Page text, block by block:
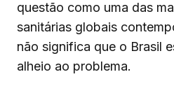
questão como uma das
sanitárias globais
não significa que o Brasil
alheio ao problema.